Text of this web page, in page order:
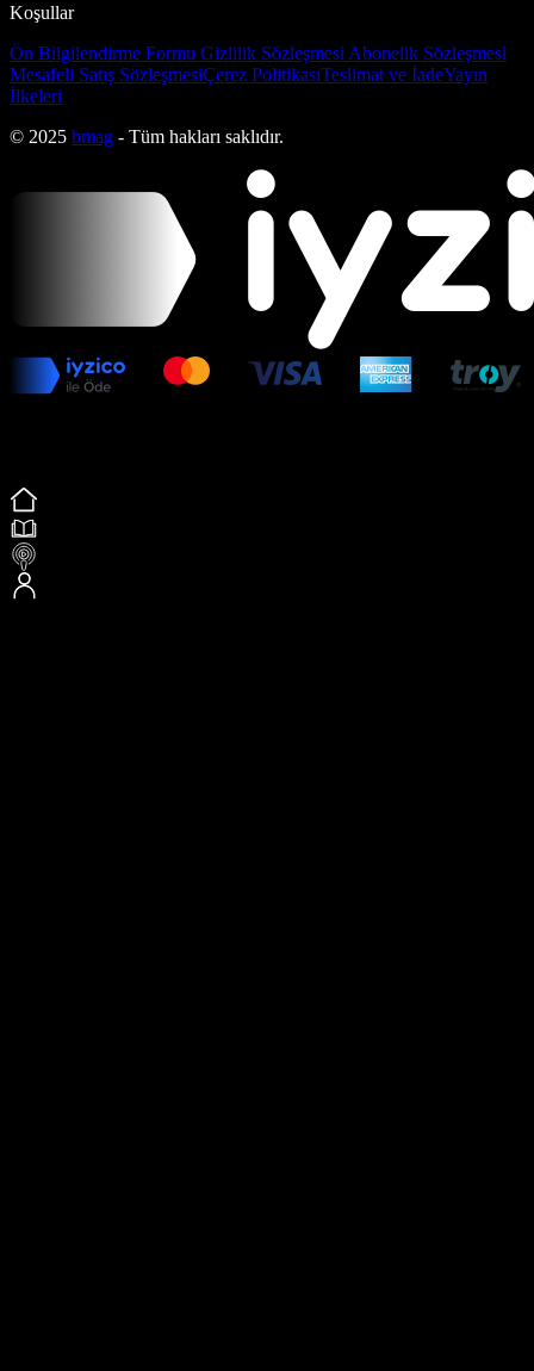
Koşullar
Ön Bilgilendirme Formu Gizlilik Sözleşmesi Abonelik Sözleşmesi
Mesafeli Satış SözleşmesiÇerez PolitikasıTeslimat ve İadeYayın
İlkeleri
© 2025 bmag - Tüm hakları saklıdır.